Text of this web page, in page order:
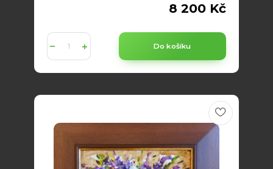
8 200 Kč
Do košíku